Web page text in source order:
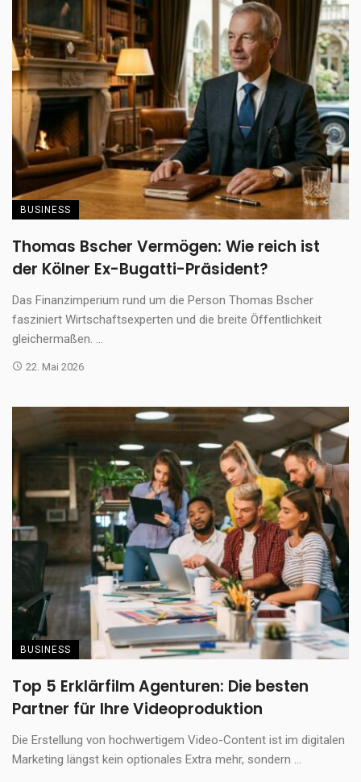
BUSINESS
Thomas Bscher Vermögen: Wie reich ist
der Kölner Ex-Bugatti-Präsident?
Das Finanzimperium rund um die Person Thomas Bscher
fasziniert Wirtschaftsexperten und die breite Öffentlichkeit
gleichermaßen. ...
22. Mai 2026
BUSINESS
Top 5 Erklärfilm Agenturen: Die besten
Partner für Ihre Videoproduktion
Die Erstellung von hochwertigem Video-Content ist im digitalen
Marketing längst kein optionales Extra mehr, sondern ...